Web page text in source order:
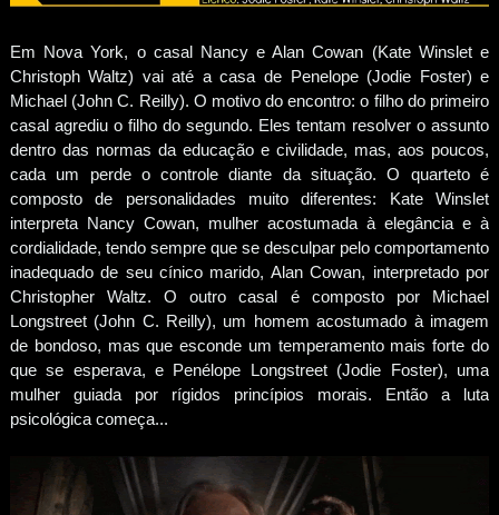
Em Nova York, o casal Nancy e Alan Cowan (Kate Winslet e
Christoph Waltz) vai até a casa de Penelope (Jodie Foster) e
Michael (John C. Reilly). O motivo do encontro: o filho do primeiro
casal agrediu o filho do segundo. Eles tentam resolver o assunto
dentro das normas da educação e civilidade, mas, aos poucos,
cada um perde o controle diante da situação. O quarteto é
composto de personalidades muito diferentes: Kate Winslet
interpreta Nancy Cowan, mulher acostumada à elegância e à
cordialidade, tendo sempre que se desculpar pelo comportamento
inadequado de seu cínico marido, Alan Cowan, interpretado por
Christopher Waltz. O outro casal é composto por Michael
Longstreet (John C. Reilly), um homem acostumado à imagem
de bondoso, mas que esconde um temperamento mais forte do
que se esperava, e Penélope Longstreet (Jodie Foster), uma
mulher guiada por rígidos princípios morais. Então a luta
psicológica começa...